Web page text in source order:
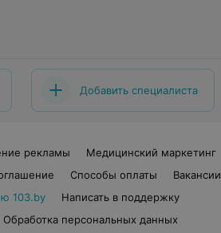
Добавить специалиста
рекламы
Медицинский маркетинг
Способы оплаты
Вакансии
103.by
Написать в поддержку
Обработка персональных данных